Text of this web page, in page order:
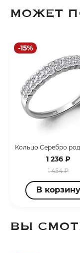
МОЖЕТ
-15%
1 236 ₽
1 454 ₽
В корзину
ВЫ